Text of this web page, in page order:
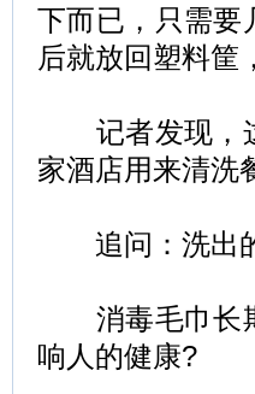
下而已，只需要
后就放回塑料筐
记者发现，这
家酒店用来清洗
追问：洗出的
消毒毛巾长期
响人的健康?